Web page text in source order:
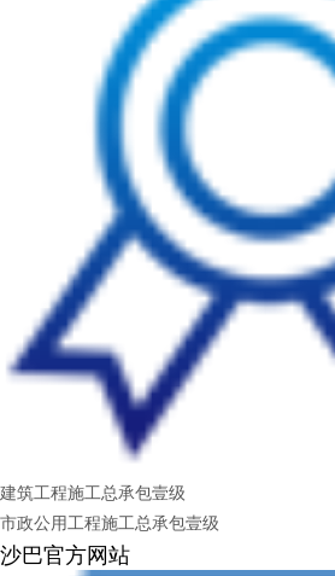
建筑工程施工总承包壹级
市政公用工程施工总承包壹级
沙巴官方网站